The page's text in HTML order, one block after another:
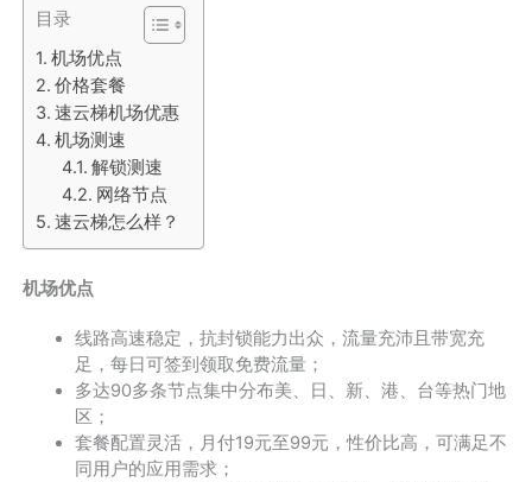
目录
机场优点
价格套餐
速云梯机场优惠
机场测速
解锁测速
网络节点
速云梯怎么样？
机场优点
线路高速稳定，抗封锁能力出众，流量充沛且带宽充
足，每日可签到领取免费流量；
多达90多条节点集中分布美、日、新、港、台等热门地
区；
套餐配置灵活，月付19元至99元，性价比高，可满足不
同用户的应用需求；